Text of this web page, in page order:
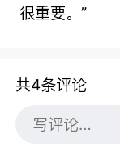
很重要。”
共4条评论